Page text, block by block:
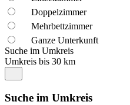
Doppelzimmer
Mehrbettzimmer
Ganze Unterkunft
Suche im Umkreis
Umkreis bis 30 km
Suche im Umkreis